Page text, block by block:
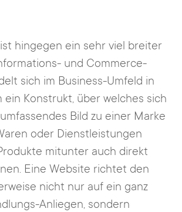
hingegen ein sehr viel breiter
und Commerce-
sich im Business-Umfeld in
ein Konstrukt, über welches sich
Bild zu einer Marke
oder Dienstleistungen
mitunter auch direkt
Eine Website richtet den
nicht nur auf ein ganz
Anliegen, sondern